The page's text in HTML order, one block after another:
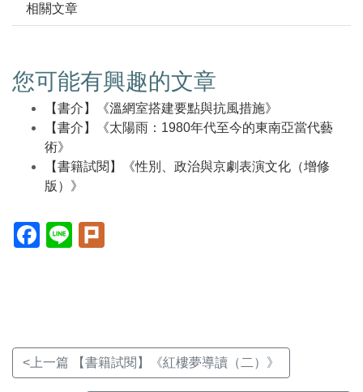
相關文章
您可能有興趣的文章
【書介】《溫網室搭建要點與抗風措施》
【書介】《太陽雨：1980年代至今的東南亞當代藝
術》
【書籍試閱】《性別、政治與京劇表演文化（增修
版）》
Facebook(另
開
Line(另
開
<上一篇 【書籍試閱】《紅樓夢導讀（二）》